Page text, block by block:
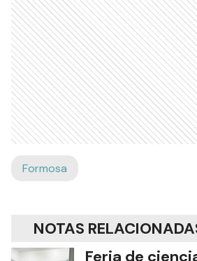
Formosa
NOTAS
Feria de